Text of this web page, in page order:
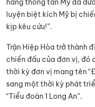
hãng thông tấn Mỹ đã
luyện biệt kích Mỹ bị
kịp kêu cứu!”.
Trận Hiệp Hòa trở thành
chiến đấu của đơn vị, đó
thời kỳ đơn vị mang tên
sang một thời kỳ phát
“Tiểu đoàn 1 Long An”.